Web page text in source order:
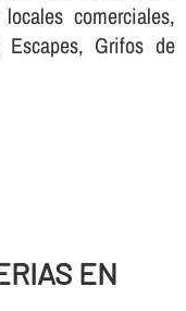
comerciales,
Escapes, Grifos de
EN